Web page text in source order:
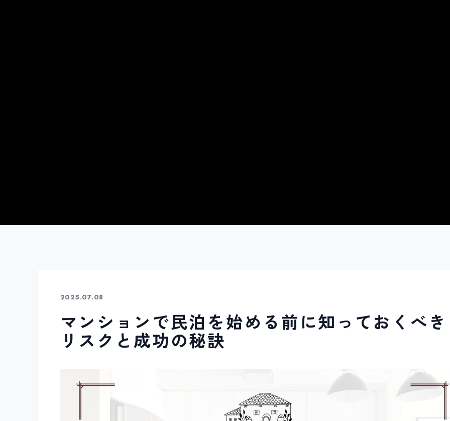
2025.07.08
マンションで民泊を始める前に知っておくべき
リスクと成功の秘訣